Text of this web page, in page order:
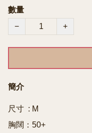
數量
−
+
簡介
尺寸  : M
胸闊：50+